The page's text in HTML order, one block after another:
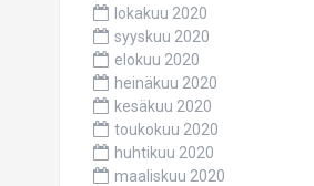
lokakuu 2020
syyskuu 2020
elokuu 2020
heinäkuu 2020
kesäkuu 2020
toukokuu 2020
huhtikuu 2020
maaliskuu 2020